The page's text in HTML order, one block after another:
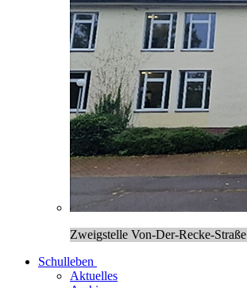
Zweigstelle Von-Der-Recke-Straße
Schulleben
Aktuelles